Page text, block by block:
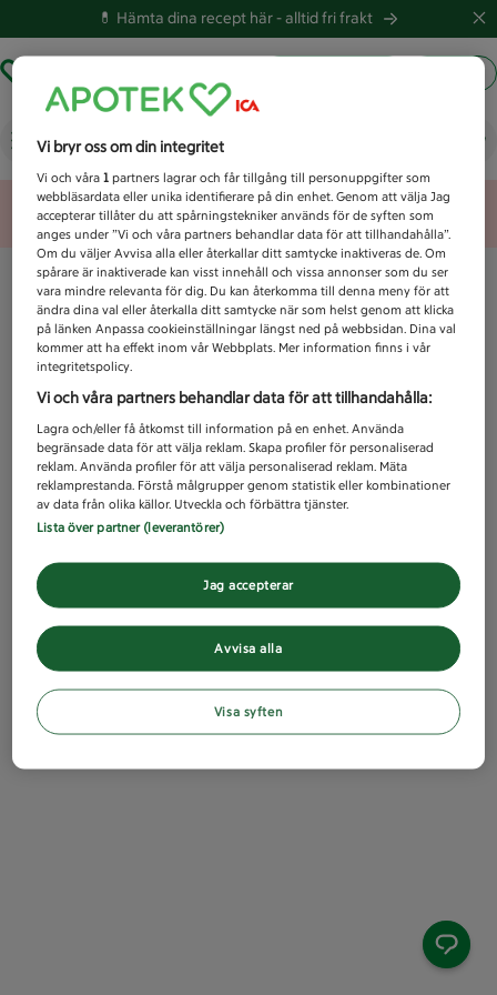
💊 Hämta dina recept här -alltid fri frakt
Vad letar du efter idag?
Unknown error
Vi bryr oss om din integritet
Vi och våra1 partners lagrar och får tillgång till personuppgifter som
webbläsardata eller unika identifierare på din enhet. Genom att välja Jag
accepterar tillåter du att spårningstekniker används för de syften som
anges under ”Vi och våra partners behandlar data för att tillhandahålla”.
Om du väljer Avvisa alla eller återkallar ditt samtycke inaktiveras de. Om
spårare är inaktiverade kan visst innehåll och vissa annonser som du ser
vara mindre relevanta för dig. Du kan återkomma till denna meny för att
ändra dina val eller återkalla ditt samtycke när som helst genom att klicka
på länken Anpassa cookieinställningar längst ned på webbsidan. Dina val
kommer att ha effekt inom vår Webbplats. Mer information finns i vår
integritetspolicy.
Vi och våra partners behandlar data för att tillhandahålla:
Lagra och/eller få åtkomst till information på en enhet. Använda
begränsade data för att välja reklam. Skapa profiler för personaliserad
reklam. Använda profiler för att välja personaliserad reklam. Mäta
reklamprestanda. Förstå målgrupper genom statistik eller kombinationer
av data från olika källor. Utveckla och förbättra tjänster.
Lista över partner (leverantörer)
Avvisa alla
Jag accepterar
Visa syften